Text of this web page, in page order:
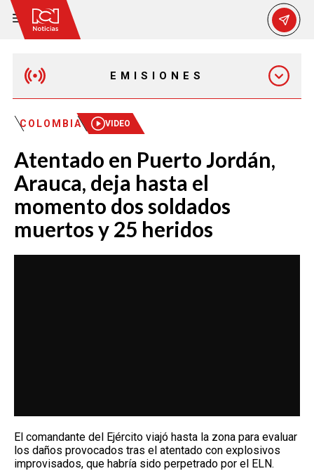
EMISIONES
EMISIÓN 12:30 PM
EMISIÓN 7:00 PM
COLOMBIA VIDEO
Atentado en Puerto Jordán,
Arauca, deja hasta el
momento dos soldados
muertos y 25 heridos
El comandante del Ejército viajó hasta la zona para evaluar
los daños provocados tras el atentado con explosivos
improvisados, que habría sido perpetrado por el ELN.